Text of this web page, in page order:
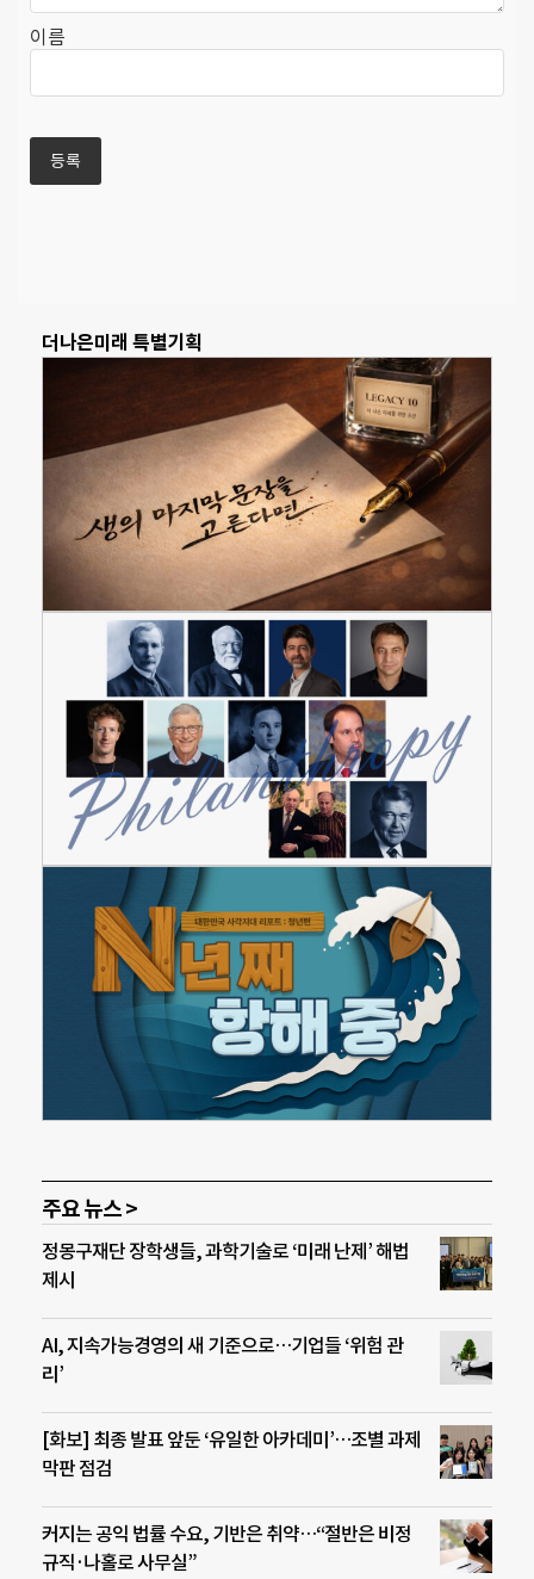
이름
더나은미래 특별기획
주요 뉴스 >
정몽구재단 장학생들, 과학기술로 ‘미래 난제’ 해법
제시
AI, 지속가능경영의 새 기준으로…기업들 ‘위험 관
리’
[화보] 최종 발표 앞둔 ‘유일한 아카데미’…조별 과제
막판 점검
커지는 공익 법률 수요, 기반은 취약…“절반은 비정
규직·나홀로 사무실”